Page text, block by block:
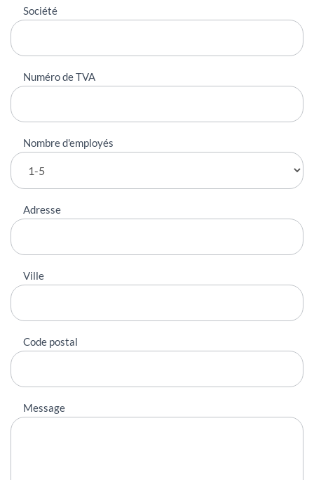
Société
Numéro de TVA
Nombre d'employés
Adresse
Ville
Code postal
Message